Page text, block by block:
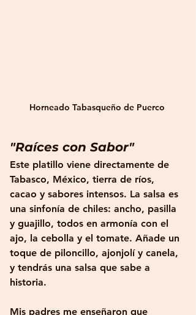
Horneado Tabasqueño de Puerco
"Raíces con Sabor"
Este platillo viene directamente de
Tabasco, México, tierra de ríos,
cacao y sabores intensos. La salsa es
una sinfonía de chiles: ancho, pasilla
y guajillo, todos en armonía con el
ajo, la cebolla y el tomate. Añade un
toque de piloncillo, ajonjolí y canela,
y tendrás una salsa que sabe a
historia.
Mis padres me enseñaron que